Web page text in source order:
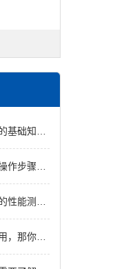
测定方法
是怎样的？
试与方法
这些注意事项